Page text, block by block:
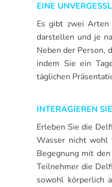
EINE
Es gibt zwei
darstellen und je
Neben der Person,
indem Sie ein
täglichen
INTERAGIEREN
Erleben Sie die
Wasser nicht wohl
Begegnung mit
Teilnehmer die
sowohl körperlich